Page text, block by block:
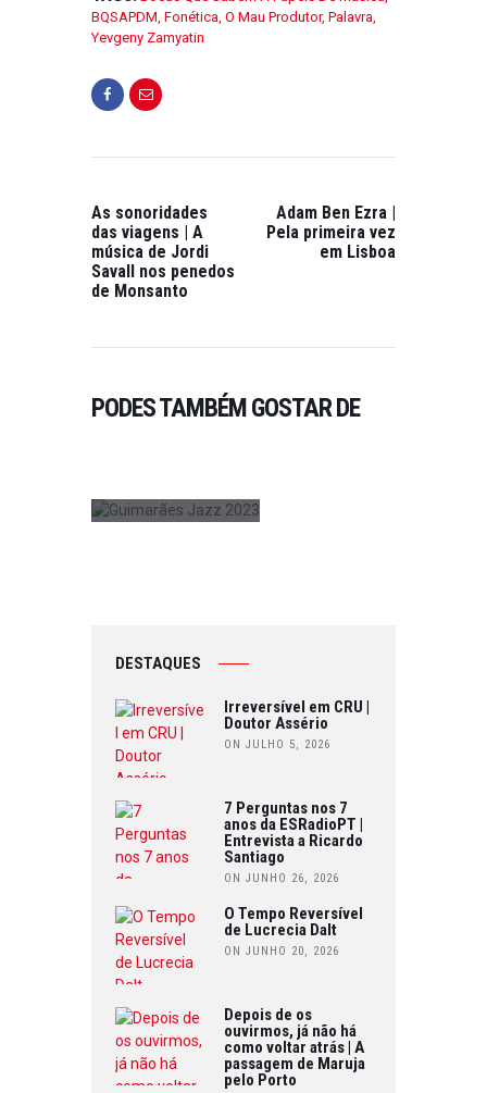
BQSAPDM, Fonética, O Mau Produtor, Palavra,
Yevgeny Zamyatin
As sonoridades
das viagens | A
música de Jordi
Savall nos penedos
de Monsanto
Adam Ben Ezra |
Pela primeira vez
em Lisboa
PODES TAMBÉM GOSTAR DE
A
O
2
1
,
GUIMARÃES
DESTAQUES
Irreversível em CRU |
Doutor Assério
ON JULHO 5, 2026
7 Perguntas nos 7
anos da ESRadioPT |
Entrevista a Ricardo
Santiago
ON JUNHO 26, 2026
O Tempo Reversível
de Lucrecia Dalt
ON JUNHO 20, 2026
Depois de os
ouvirmos, já não há
como voltar atrás | A
passagem de Maruja
pelo Porto